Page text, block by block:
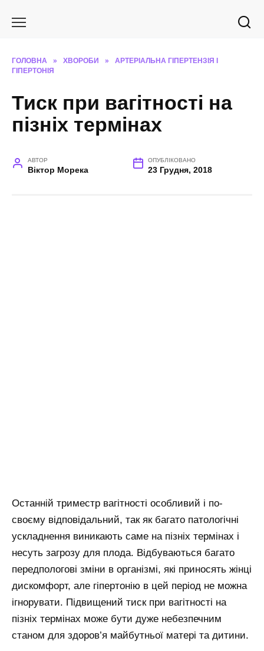
ГОЛОВНА » ХВОРОБИ »
АРТЕРІАЛЬНА ГІПЕРТЕНЗІЯ І
ГІПЕРТОНІЯ
Тиск при вагітності на
пізніх термінах
АВТОР
Віктор Морека
ОПУБЛІКОВАНО
23 Грудня, 2018
Останній триместр вагітності особливий і по-
своєму відповідальний, так як багато патологічні
ускладнення виникають саме на пізніх термінах і
несуть загрозу для плода. Відбуваються багато
передпологові зміни в організмі, які приносять жінці
дискомфорт, але гіпертонію в цей період не можна
ігнорувати. Підвищений тиск при вагітності на
пізніх термінах може бути дуже небезпечним
станом для здоров’я майбутньої матері та дитини.